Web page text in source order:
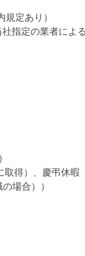
定あり）
指定の業者による
取得）、慶弔休暇
場合））